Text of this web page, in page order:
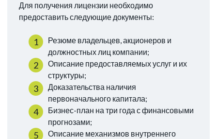
Для получения лицензии необходимо
предоставить следующие документы:
Резюме владельцев, акционеров и
должностных лиц компании;
Описание предоставляемых услуг и их
структуры;
Доказательства наличия
первоначального капитала;
Бизнес-план на три года с финансовыми
прогнозами;
Описание механизмов внутреннего